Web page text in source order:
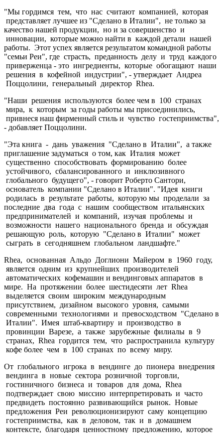
"Мы гордимся тем, что нас считают компанией, которая
представляет лучшее из "Сделано в Италии", не только за
качество нашей продукции, но и за совершенство и
инновации, которые можно найти в каждой детали нашей
работы. Этот успех является результатом командной работы
"семьи Реи", где страсть, преданность делу и труд каждого
приверженца - это ингредиенты, которые обогащают наши
решения в кофейной индустрии", - утверждает Андреа
Поццолини, генеральный директор Rhea.
"Наши решения используются более чем в 100 странах
мира, к которым за годы работы мы присоединились,
привнеся наш фирменный стиль и чувство гостеприимства",
- добавляет Поццолини.
"Эта книга - дань уважения "Сделано в Италии", а также
приглашение задуматься о том, как Италия может
существенно способствовать формированию более
устойчивого, сбалансированного и инклюзивного
глобального будущего", - говорит Роберто Сантори,
основатель компании "Сделано в Италии". "Идея книги
родилась в результате работы, которую мы проделали за
последние два года с нашим сообществом итальянских
предпринимателей и компаний, изучая проблемы и
возможности нашего национального бренда и обсуждая
решающую роль, которую "Сделано в Италии" может
сыграть в сегодняшнем глобальном ландшафте."
Rhea, основанная Альдо Доглиони Майером в 1960 году,
является одним из крупнейших производителей
автоматических кофемашин и вендинговых аппаратов в
мире. На протяжении более шестидесяти лет Rhea
выделяется своим широким международным
присутствием, дизайном высокого уровня, самыми
современными технологиями и превосходством "Сделано в
Италии". Имея штаб-квартиру и производство в
провинции Варезе, а также зарубежные филиалы в 9
странах, Rhea гордится тем, что распространила культуру
кофе более чем в 100 странах по всему миру.
От глобального игрока в вендинге до пионера внедрения
вендинга в новые сектора розничной торговли,
гостиничного бизнеса и товаров для дома, Rhea
подтверждает свою миссию интерпретировать и часто
предвидеть постоянно развивающийся рынок. Новые
предложения Реи революционизируют саму концепцию
гостеприимства, как в деловом, так и в домашнем
контексте, благодаря ценностному предложению, которое